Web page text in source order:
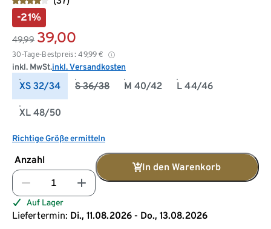
-21%
49,99 39,00
30-Tage-Bestpreis: 49,99 €
inkl. MwSt.inkl. Versandkosten
XS 32/34 S 36/38 M 40/42 L 44/46
XL 48/50
Richtige Größe ermitteln
Anzahl
In den Warenkorb
Auf Lager
Liefertermin: Di., 11.08.2026 - Do., 13.08.2026